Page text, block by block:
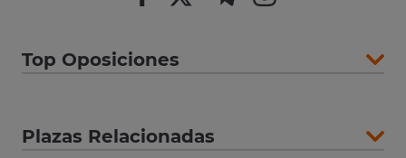
Top Oposiciones
Plazas Relacionadas